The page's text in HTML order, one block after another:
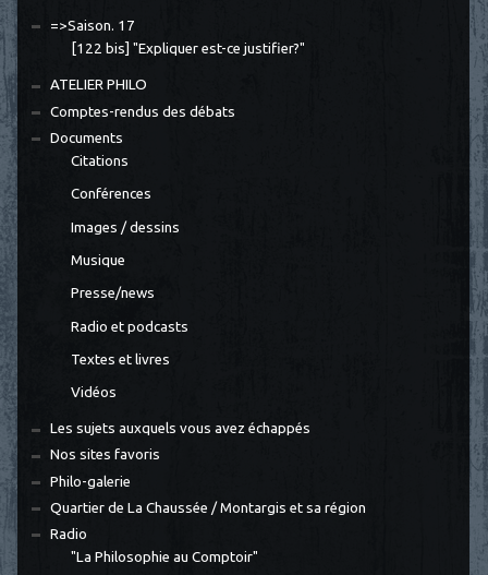
=>Saison. 17
[122 bis] "Expliquer est-ce justifier?"
ATELIER PHILO
Comptes-rendus des débats
Documents
Citations
Conférences
Images / dessins
Musique
Presse/news
Radio et podcasts
Textes et livres
Vidéos
Les sujets auxquels vous avez échappés
Nos sites favoris
Philo-galerie
Quartier de La Chaussée / Montargis et sa région
Radio
"La Philosophie au Comptoir"